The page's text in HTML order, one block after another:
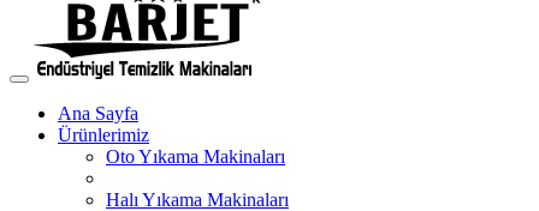
Ana Sayfa
Ürünlerimiz
Oto Yıkama Makinaları
Halı Yıkama Makinaları